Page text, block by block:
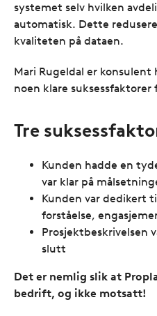
systemet selv hvilken
automatisk. Dette
kvaliteten på dataen.
Mari Rugeldal er konsulent
noen klare
Tre
Kunden hadde en
var klar på
Kunden var dedikert
forståelse,
Prosjektbeskrivelsen
slutt
Det er nemlig slik at
bedrift, og ikke motsatt!